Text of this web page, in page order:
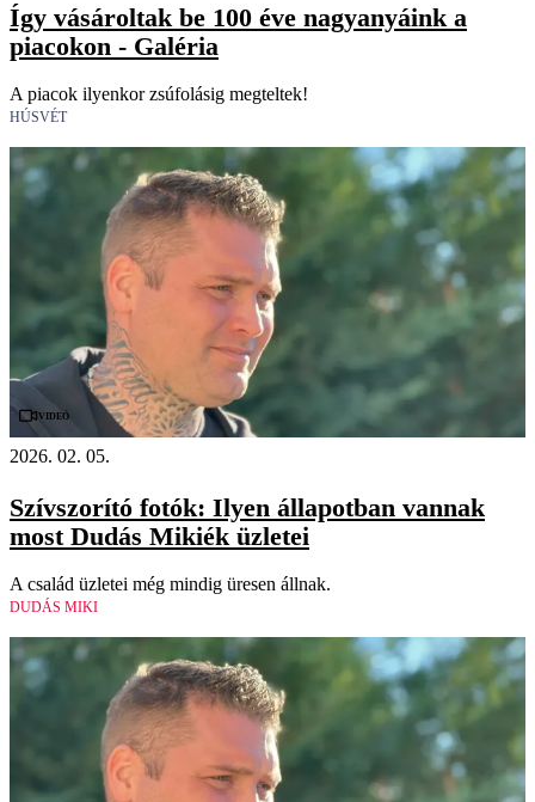
Így vásároltak be 100 éve nagyanyáink a
piacokon - Galéria
A piacok ilyenkor zsúfolásig megteltek!
HÚSVÉT
Videó
2026. 02. 05.
Szívszorító fotók: Ilyen állapotban vannak
most Dudás Mikiék üzletei
A család üzletei még mindig üresen állnak.
DUDÁS MIKI